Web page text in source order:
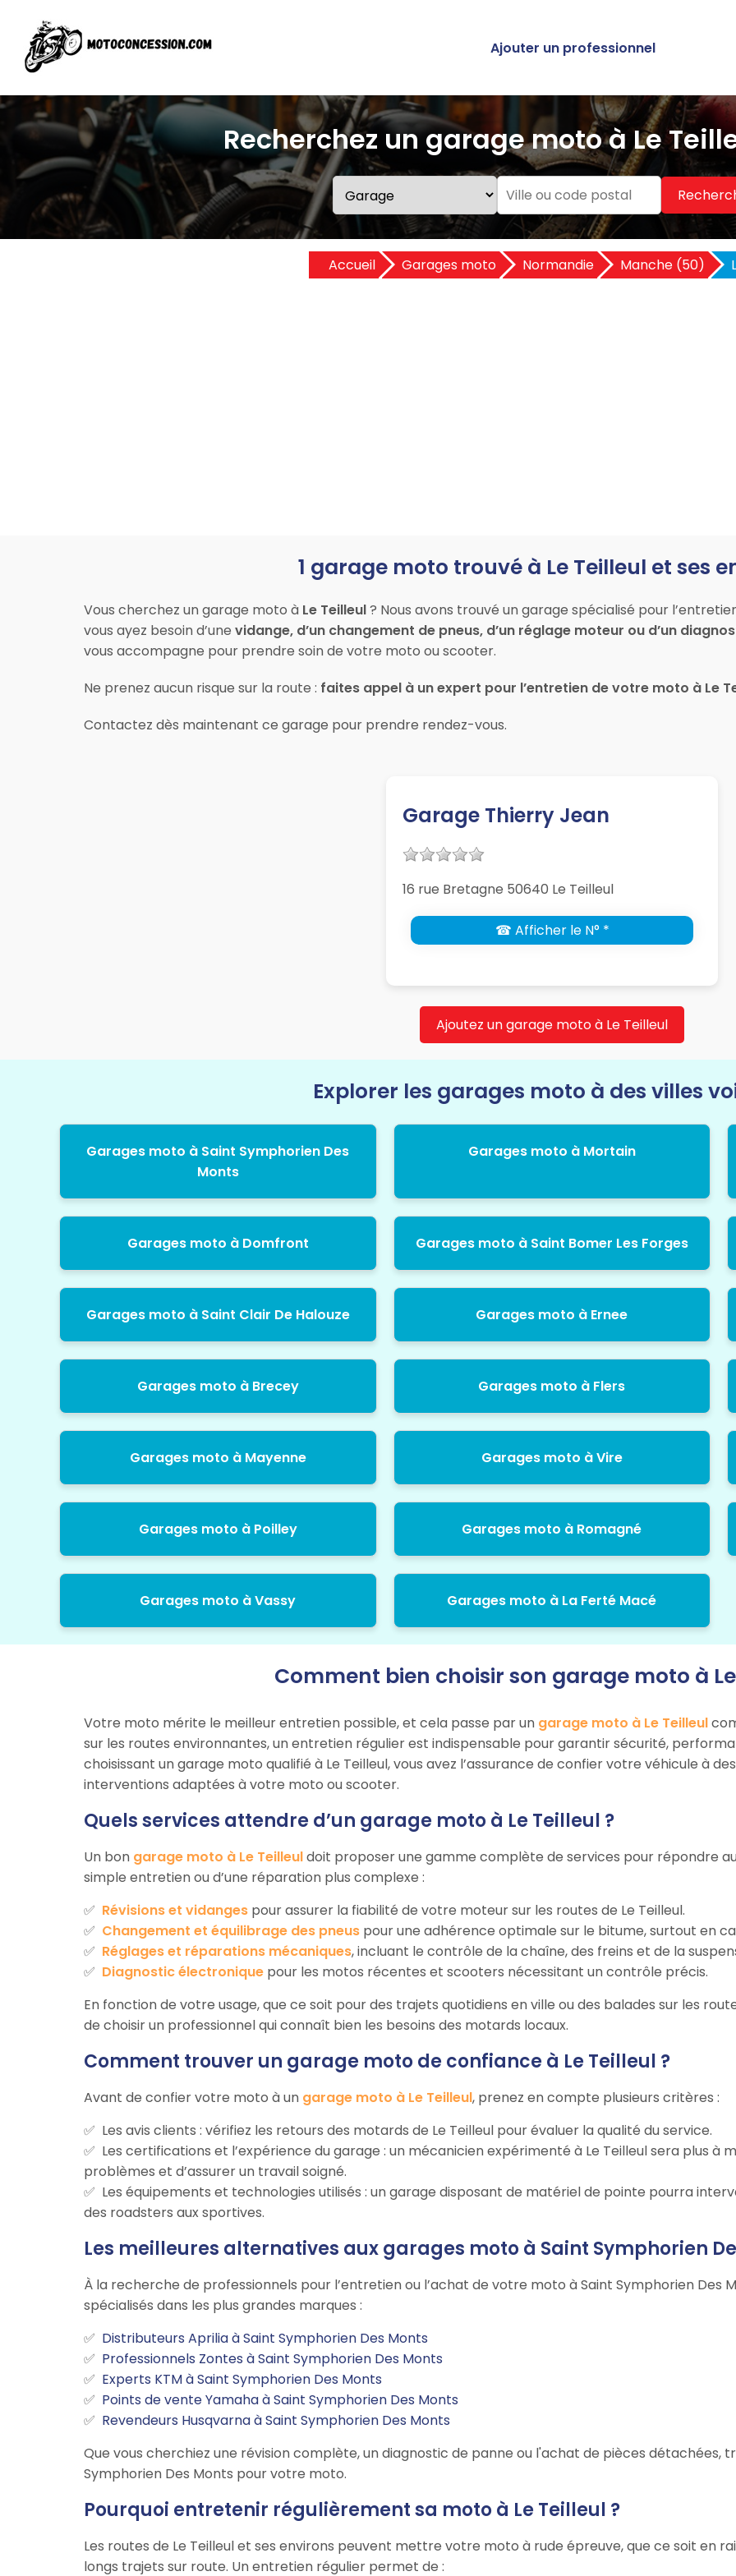
Ajouter un professionnel
Recherchez un garage moto à Le
Accueil Garages moto Normandie Manche (50)
1 garage moto trouvé à Le Teilleul et ses
Vous cherchez un garage moto à Le Teilleul? Nous avons trouvé un garage spécialisé pour
vous ayez besoin d’une vidange, d’un changement de pneus, d’un réglage moteur ou d’un
vous accompagne pour prendre soin de votre moto ou scooter.
Ne prenez aucun risque sur la route : faites appel à un expert pour l’entretien de votre moto à Le
Contactez dès maintenant ce garage pour prendre rendez-vous.
Garage Thierry Jean
16 rue Bretagne 50640 Le Teilleul
☎ Afficher le N° *
Ajoutez un garage moto à Le Teilleul
Explorer les garages moto à des villes
Garages moto à Saint Symphorien Des
Monts
Garages moto à Mortain
Garages moto à Domfront Garages moto à Saint Bomer Les Forges
Garages moto à Saint Clair De Halouze Garages moto à Ernee
Garages moto à Brecey Garages moto à Flers
Garages moto à Mayenne Garages moto à Vire
Garages moto à Poilley Garages moto à Romagné
Garages moto à Vassy Garages moto à La Ferté Macé
Comment bien choisir son garage moto à
Votre moto mérite le meilleur entretien possible, et cela passe par un garage moto à Le Teilleul
sur les routes environnantes, un entretien régulier est indispensable pour garantir sécurité,
choisissant un garage moto qualifié à Le Teilleul, vous avez l’assurance de confier votre véhicule à
interventions adaptées à votre moto ou scooter.
Quels services attendre d’un garage moto à Le Teilleul ?
Un bon garage moto à Le Teilleuldoit proposer une gamme complète de services pour répondre
simple entretien ou d’une réparation plus complexe :
Révisions et vidanges pour assurer la fiabilité de votre moteur sur les routes de Le Teilleul.
Changement et équilibrage des pneus pour une adhérence optimale sur le bitume, surtout en
Réglages et réparations mécaniques, incluant le contrôle de la chaîne, des freins et de la
Diagnostic électronique pour les motos récentes et scooters nécessitant un contrôle précis.
En fonction de votre usage, que ce soit pour des trajets quotidiens en ville ou des balades sur les
de choisir un professionnel qui connaît bien les besoins des motards locaux.
Comment trouver un garage moto de confiance à Le Teilleul ?
Avant de confier votre moto à un garage moto à Le Teilleul, prenez en compte plusieurs critères :
Les avis clients : vérifiez les retours des motards de Le Teilleul pour évaluer la qualité du service.
Les certifications et l’expérience du garage : un mécanicien expérimenté à Le Teilleul sera plus à
problèmes et d’assurer un travail soigné.
Les équipements et technologies utilisés : un garage disposant de matériel de pointe pourra
des roadsters aux sportives.
Les meilleures alternatives aux garages moto à Saint Symphorien
À la recherche de professionnels pour l’entretien ou l’achat de votre moto à Saint Symphorien Des
spécialisés dans les plus grandes marques :
Distributeurs Aprilia à Saint Symphorien Des Monts
Professionnels Zontes à Saint Symphorien Des Monts
Experts KTM à Saint Symphorien Des Monts
Points de vente Yamaha à Saint Symphorien Des Monts
Revendeurs Husqvarna à Saint Symphorien Des Monts
Que vous cherchiez une révision complète, un diagnostic de panne ou l'achat de pièces détachées,
Symphorien Des Monts pour votre moto.
Pourquoi entretenir régulièrement sa moto à Le Teilleul ?
Les routes de Le Teilleul et ses environs peuvent mettre votre moto à rude épreuve, que ce soit en
longs trajets sur route. Un entretien régulier permet de :